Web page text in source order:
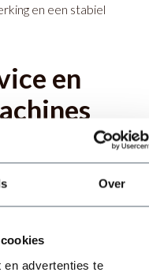
Over
en advertenties te
en een stabiel
en
Onze monteurs zijn
snel technische
machines
worden
en waar nodig
garantie.